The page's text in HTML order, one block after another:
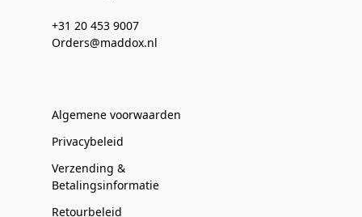
+31 20 453 9007
Orders@maddox.nl
Algemene voorwaarden
Privacybeleid
Verzending &
Betalingsinformatie
Retourbeleid